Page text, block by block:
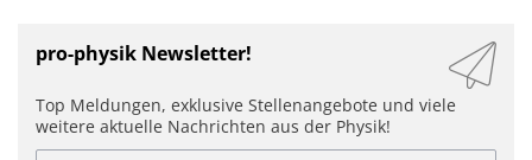
pro-physik Newsletter!
Top Meldungen, exklusive Stellenangebote und viele
weitere aktuelle Nachrichten aus der Physik!